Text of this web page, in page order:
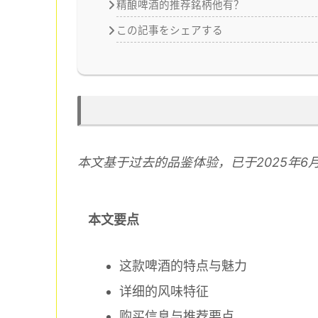
精酿啤酒的推荐銘柄他有？
この記事をシェアする
本文基于过去的品鉴体验，已于2025年6
本文要点
这款啤酒的特点与魅力
详细的风味特征